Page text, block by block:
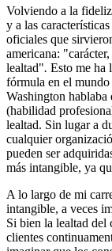
Volviendo a la
y a las
oficiales que
americana:
lealtad". Esto me ha
fórmula en el mundo
Washington hablaba
(habilidad
lealtad. Sin lugar a
cualquier
pueden ser
más intangible, ya
A lo largo de mi
intangible, a veces
Si bien la lealtad del
clientes